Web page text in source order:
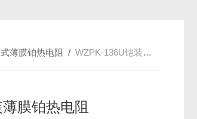
薄膜铂热电阻 /WZPK-136U铠装薄膜铂热电阻
膜铂热电阻